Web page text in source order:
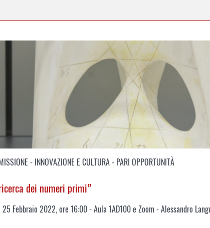
- INNOVAZIONE E CULTURA - PARI OPPORTUNITÀ
dei numeri primi”
Febbraio 2022, ore 16:00 - Aula 1AD100 e Zoom - Alessandro